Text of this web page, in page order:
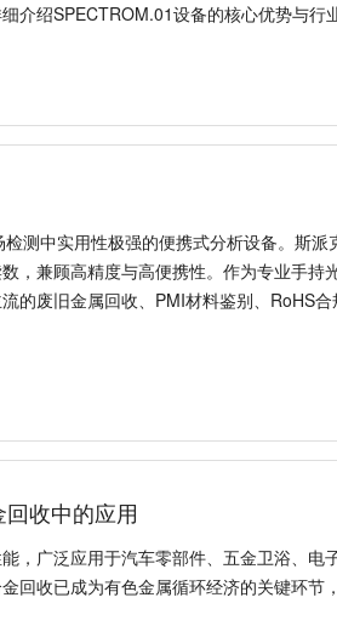
光谱仪，是针对铁基材料研发的专业检
测中实用性极强的便携式分析设备。斯派
，兼顾高精度与高便携性。作为专业手
的废旧金属回收、PMI材料鉴别、RoHS合
，广泛应用于汽车零部件、五金卫浴、
回收已成为有色金属循环经济的关键环节